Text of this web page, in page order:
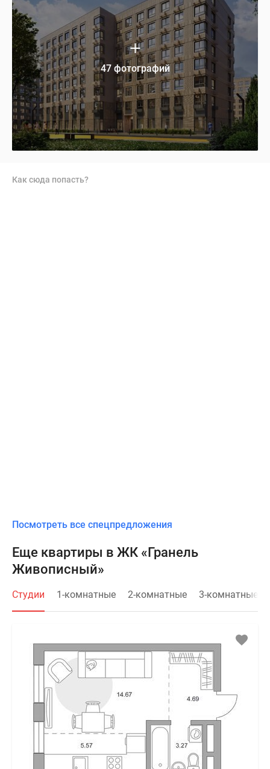
47 фотографий
Как сюда попасть?
Посмотреть все спецпредложения
Еще квартиры в ЖК «Гранель
Живописный»
Студии 1-комнатные 2-комнатные 3-комнатные